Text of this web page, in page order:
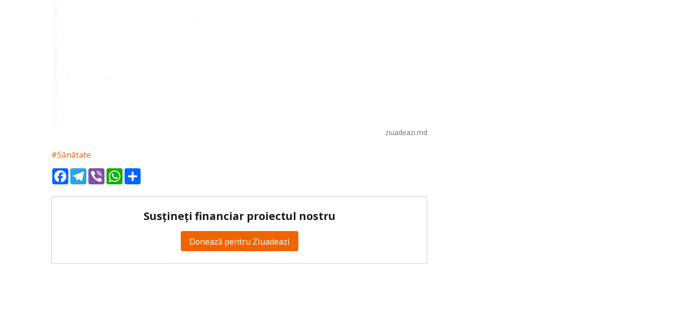
ziuadeazi.md
#Sănătate
FacebookTelegram
ViberWhatsApp
Susțineți financiar proiectul nostru
Donează pentru Ziuadeazi